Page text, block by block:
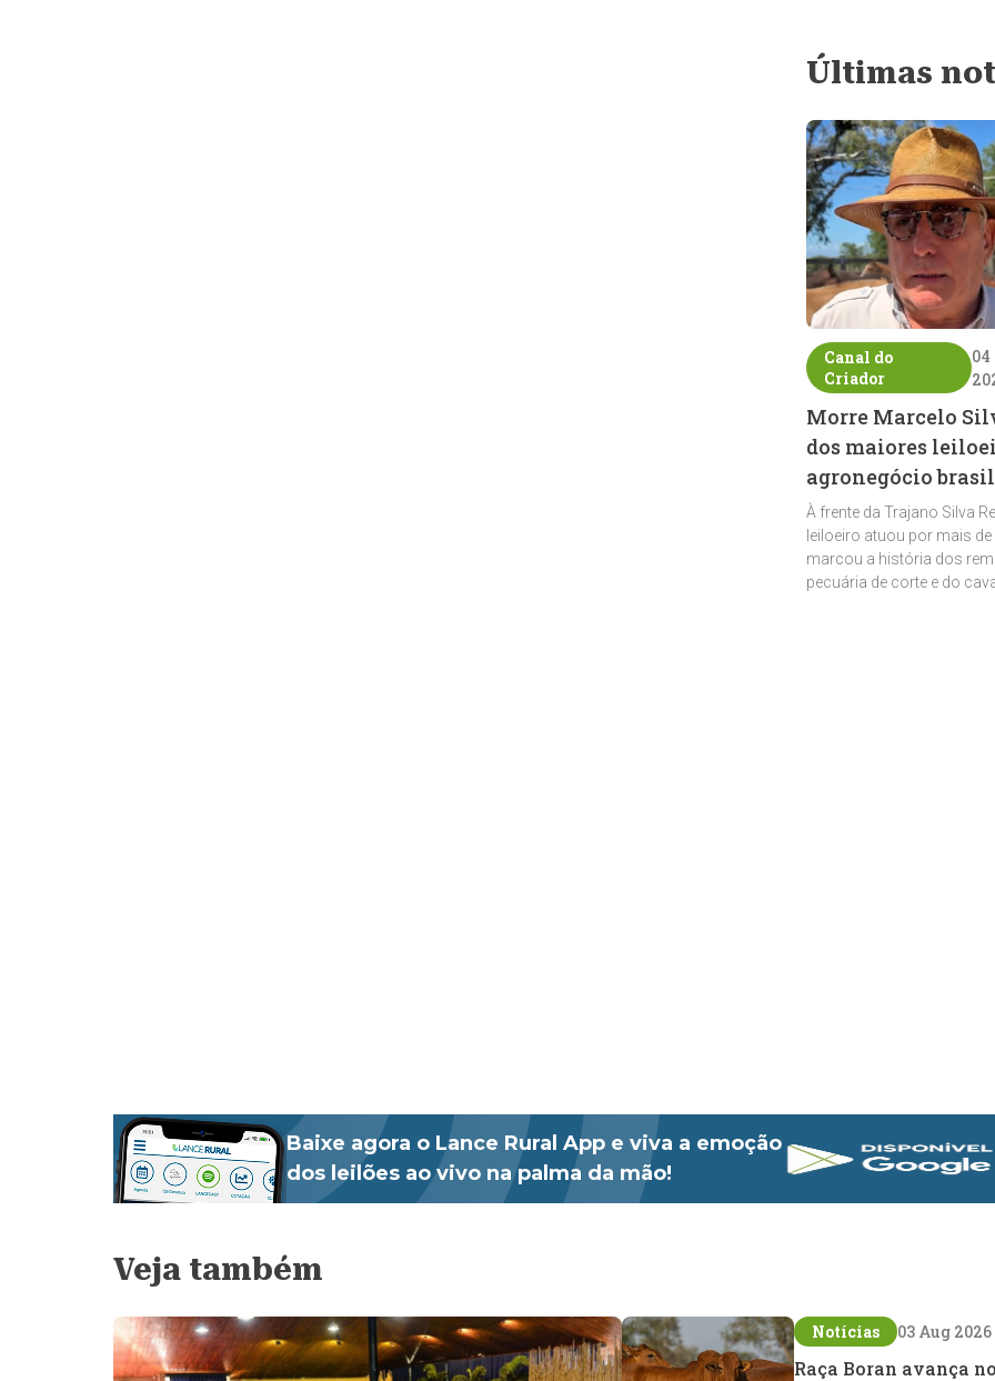
Últimas
Canal do
Criador
04
Morre Marcelo
dos maiores
agronegócio
À frente da Trajano Silva
leiloeiro atuou por mais
marcou a história dos
pecuária de corte e do
Baixe agora o Lance Rural App e viva a emoção
dos leilões ao vivo na palma da mão!
Veja também
Notícias 03 Aug 2026
Raça Boran avança